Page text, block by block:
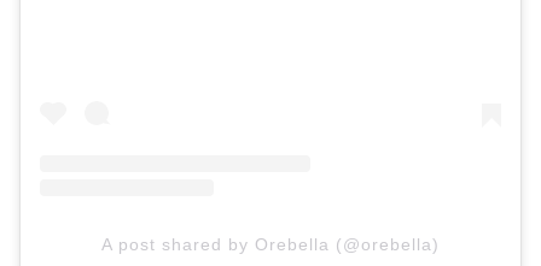
A post shared by Orebella (@orebella)